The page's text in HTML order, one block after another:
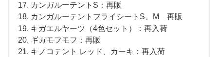
カンガルーテントS：再販
カンガルーテントフライシートS、M 再販
キガエルヤーツ（4色セット）：再入荷
ギガモフモフ：再販
キノコテント レッド、カーキ：再入荷